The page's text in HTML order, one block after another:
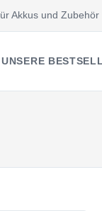
Akkus und Zubehör
UNSERE